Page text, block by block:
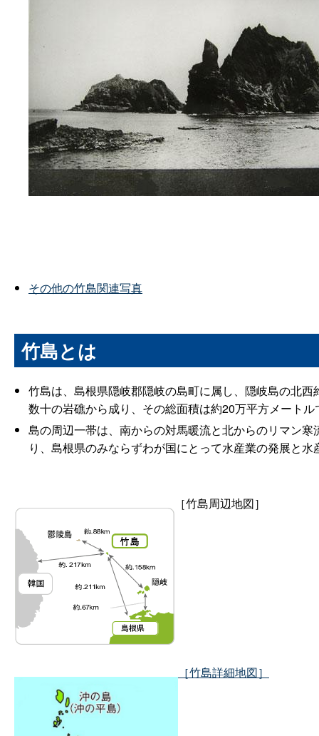
その他の竹島関連写真
竹島とは
竹島は、島根県隠岐郡隠岐の島町に属し、隠岐島の北
数十の岩礁から成り、その総面積は約20万平方メート
島の周辺一帯は、南からの対馬暖流と北からのリマン
り、島根県のみならずわが国にとって水産業の発展と
［竹島周辺地図］
［竹島詳細地図］